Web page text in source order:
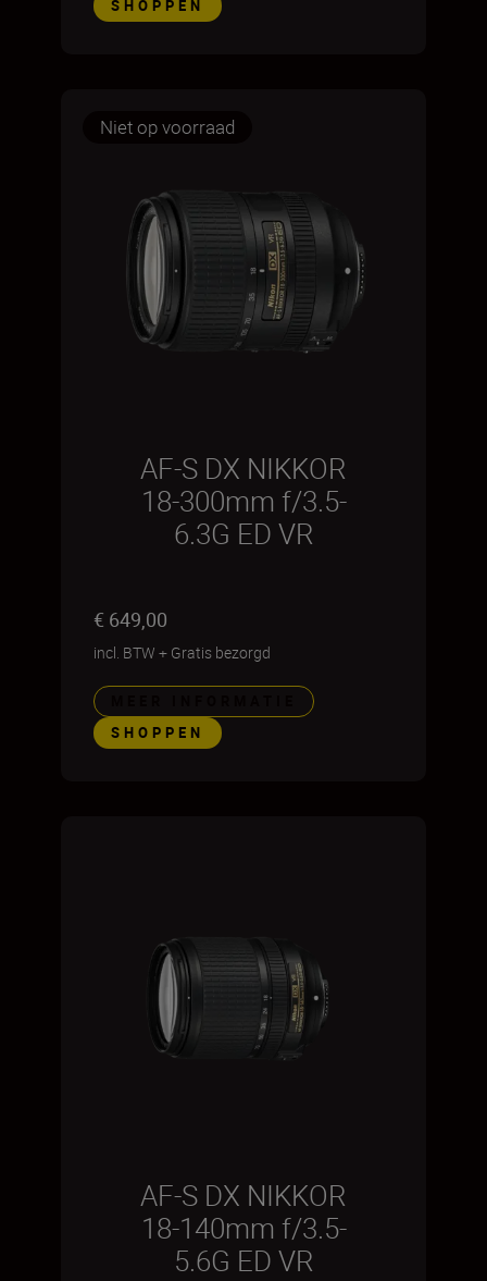
SHOPPEN
Niet op voorraad
AF-S DX NIKKOR
18-300mm f/3.5-
6.3G ED VR
€ 649,00
incl. BTW + Gratis bezorgd
SHOPPEN
AF-S DX NIKKOR
18-140mm f/3.5-
5.6G ED VR